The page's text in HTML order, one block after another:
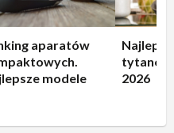
aparatów
modele
2026